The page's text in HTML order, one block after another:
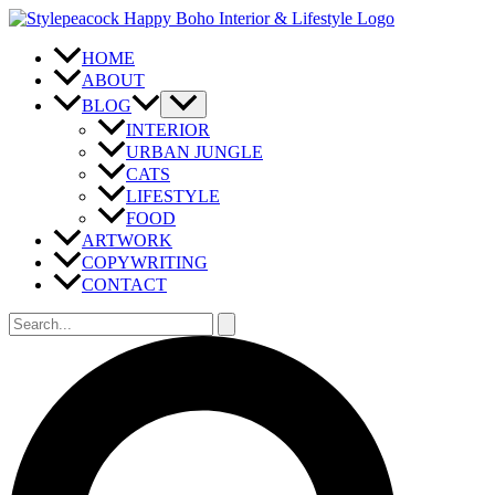
Zum
springen
HOME
ABOUT
BLOG
INTERIOR
URBAN JUNGLE
CATS
LIFESTYLE
FOOD
ARTWORK
COPYWRITING
CONTACT
Suchen
nach: